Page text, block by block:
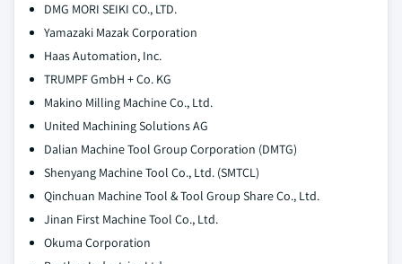
DMG MORI SEIKI CO., LTD.
Yamazaki Mazak Corporation
Haas Automation, Inc.
TRUMPF GmbH + Co. KG
Makino Milling Machine Co., Ltd.
United Machining Solutions AG
Dalian Machine Tool Group Corporation (DMTG)
Shenyang Machine Tool Co., Ltd. (SMTCL)
Qinchuan Machine Tool & Tool Group Share Co., Ltd.
Jinan First Machine Tool Co., Ltd.
Okuma Corporation